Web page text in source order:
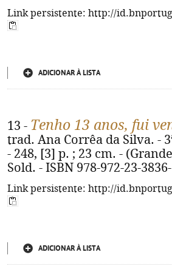
Link persistente: http://
ADICIONAR À LISTA
13 - Tenho 13 anos, fui
trad. Ana Corrêa da Silva. -
- 248, [3] p. ; 23 cm. -
Sold. - ISBN 978-972-23-
Link persistente: http://
ADICIONAR À LISTA